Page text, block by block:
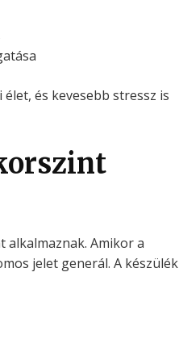
és kevesebb stressz is
Amikor a
jelet generál. A készülék